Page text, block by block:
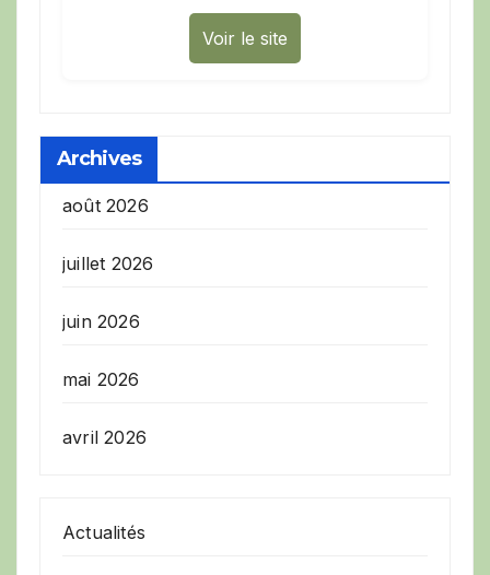
Voir le site
Archives
août 2026
juillet 2026
juin 2026
mai 2026
avril 2026
Actualités